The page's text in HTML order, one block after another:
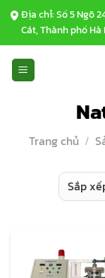
Bỏ
qua
nội
dung
Địa chỉ: Số 5 Ngõ
Cát, Thành phố Hà
Trang chủ /